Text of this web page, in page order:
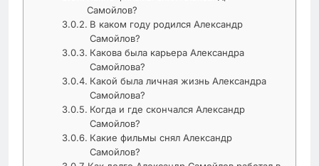
Самойлов?
В каком году родился Александр
Самойлов?
Какова была карьера Александра
Самойлова?
Какой была личная жизнь Александра
Самойлова?
Когда и где скончался Александр
Самойлов?
Какие фильмы снял Александр
Самойлов?